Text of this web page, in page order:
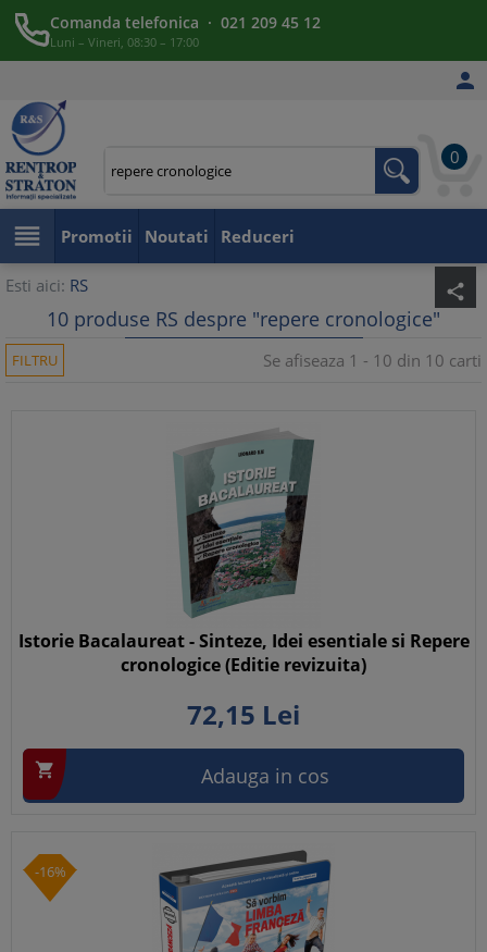
Comanda telefonica · 021 209 45 12
Luni – Vineri, 08:30 – 17:00

0
 Promotii Noutati Reduceri
Esti aici: RS share
10 produse RS despre "repere cronologice"
FILTRU Se afiseaza 1 - 10 din 10 carti
Istorie Bacalaureat - Sinteze, Idei esentiale si Repere
cronologice (Editie revizuita)
72,15 Lei
 Adauga in cos
-16%